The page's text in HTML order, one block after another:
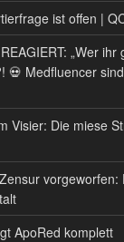
ist offen |
„Wer ihr
💀 Medfluencer
Visier: Die miese
vorgeworfen:
ApoRed komplett